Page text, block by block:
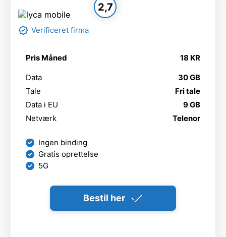
2,7
Verificeret firma
Pris Måned 18 KR
Data
30 GB
Tale
Fri tale
Data i EU
9 GB
Netværk
Telenor
Ingen binding
Gratis oprettelse
5G
Bestil her